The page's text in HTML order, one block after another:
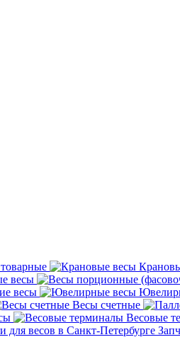
весы
весы
Весы счетные
Весовые